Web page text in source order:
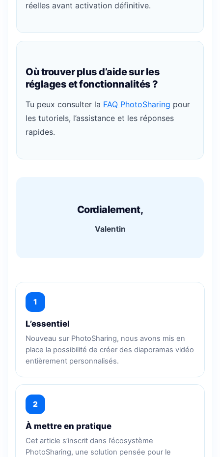
réelles avant activation définitive.
Où trouver plus d’aide sur les
réglages et fonctionnalités ?
Tu peux consulter la FAQ PhotoSharing pour
les tutoriels, l’assistance et les réponses
rapides.
Cordialement,
Valentin
1
L’essentiel
Nouveau sur PhotoSharing, nous avons mis en
place la possibilité de créer des diaporamas vidéo
entièrement personnalisés.
2
À mettre en pratique
Cet article s’inscrit dans l’écosystème
PhotoSharing, une solution pensée pour le